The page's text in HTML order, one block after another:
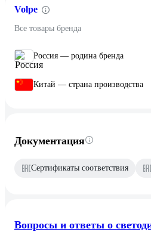
Volpe
Все товары бренда
Россия — родина бренда
Китай — страна производства
Документация
Сертификаты соответствия
Вопросы и ответы о